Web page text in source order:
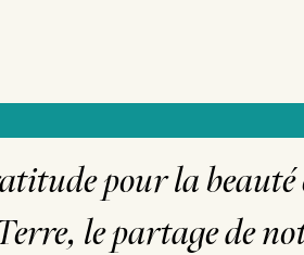
pour la beauté
le partage de